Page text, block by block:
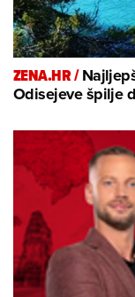
ZENA.HR /
Odisejeve špilje